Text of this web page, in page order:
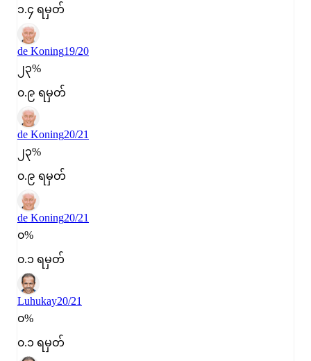
၁.၄ ရမှတ်
de Koning19/20
၂၃%
၀.၉ ရမှတ်
de Koning20/21
၂၃%
၀.၉ ရမှတ်
de Koning20/21
၀%
၀.၁ ရမှတ်
Luhukay20/21
၀%
၀.၁ ရမှတ်